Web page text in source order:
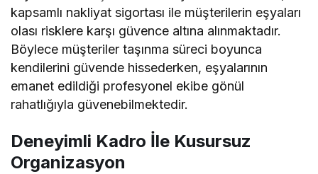
kapsamlı nakliyat sigortası ile müşterilerin eşyaları
olası risklere karşı güvence altına alınmaktadır.
Böylece müşteriler taşınma süreci boyunca
kendilerini güvende hissederken, eşyalarının
emanet edildiği profesyonel ekibe gönül
rahatlığıyla güvenebilmektedir.
Deneyimli Kadro İle Kusursuz
Organizasyon